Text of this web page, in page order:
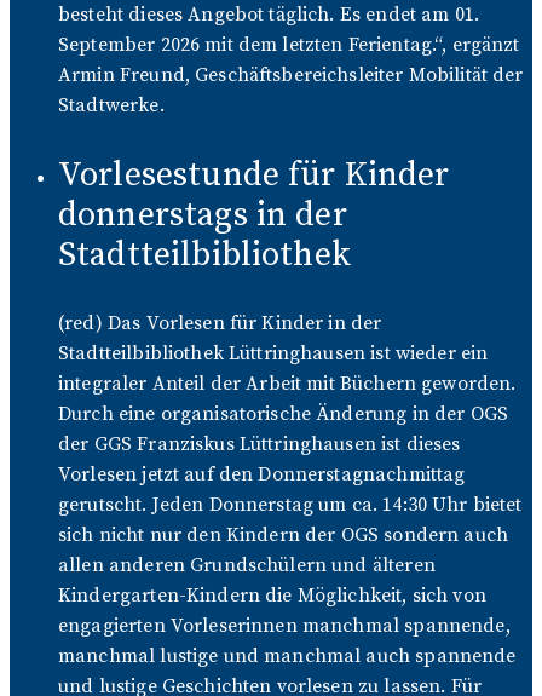
besteht dieses Angebot täglich. Es endet am 01.
September 2026 mit dem letzten Ferientag.“, ergänzt
Armin Freund, Geschäftsbereichsleiter Mobilität der
Stadtwerke.
Vorlesestunde für Kinder
donnerstags in der
Stadtteilbibliothek
(red) Das Vorlesen für Kinder in der
Stadtteilbibliothek Lüttringhausen ist wieder ein
integraler Anteil der Arbeit mit Büchern geworden.
Durch eine organisatorische Änderung in der OGS
der GGS Franziskus Lüttringhausen ist dieses
Vorlesen jetzt auf den Donnerstagnachmittag
gerutscht. Jeden Donnerstag um ca. 14:30 Uhr bietet
sich nicht nur den Kindern der OGS sondern auch
allen anderen Grundschülern und älteren
Kindergarten-Kindern die Möglichkeit, sich von
engagierten Vorleserinnen manchmal spannende,
manchmal lustige und manchmal auch spannende
und lustige Geschichten vorlesen zu lassen. Für